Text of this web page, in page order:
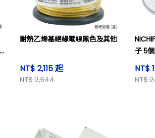
耐熱乙烯基絕緣電線黑色及其他
NT$ 2,115 起
NT$ 2,644
子 5
NT$
NT$